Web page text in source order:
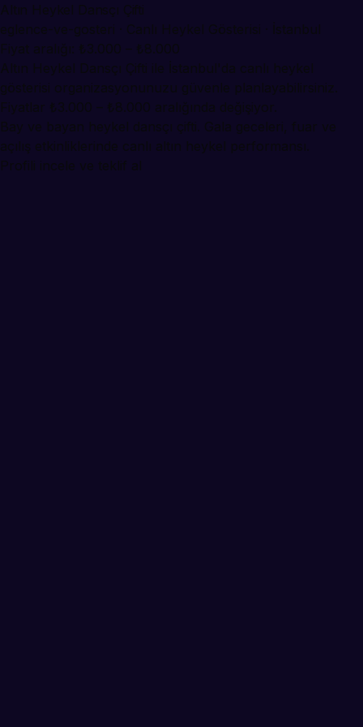
Altın Heykel Dansçı Çifti
eglence-ve-gosteri · Canlı Heykel Gösterisi · İstanbul
Fiyat aralığı: ₺3.000 – ₺8.000
Altın Heykel Dansçı Çifti ile İstanbul'da canlı heykel
gösterisi organizasyonunuzu güvenle planlayabilirsiniz.
Fiyatlar ₺3.000 – ₺8.000 aralığında değişiyor.
Bay ve bayan heykel dansçı çifti. Gala geceleri, fuar ve
açılış etkinliklerinde canlı altın heykel performansı.
Profili incele ve teklif al